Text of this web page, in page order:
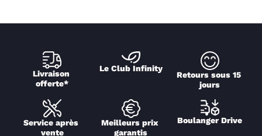
Livraison
offerte*
Le Club Infinity
Retours sous 15
jours
Service après
vente
Meilleurs prix
garantis
Boulanger Drive